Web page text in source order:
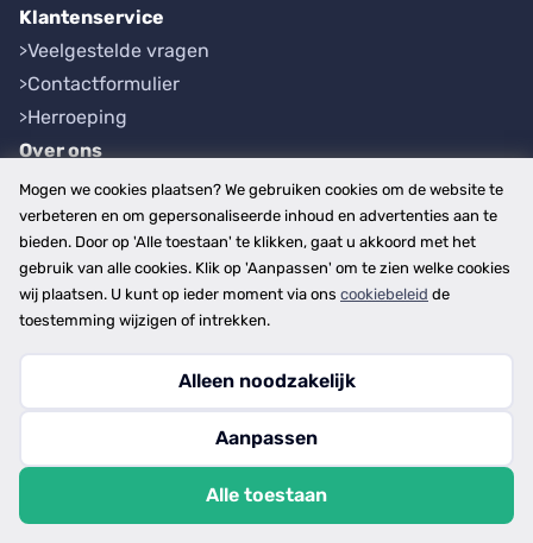
Klantenservice
Veelgestelde vragen
Contactformulier
Herroeping
Over ons
Bedrijfsgegevens
Werkwijze
Overzichten
Plaatsen
Provincies
Copyright © 2026
privacy- en cookiebeleid
Mogen we cookies plaatsen? We gebruiken cookies om de website te
verbeteren en om gepersonaliseerde inhoud en advertenties aan te
bieden. Door op 'Alle toestaan' te klikken, gaat u akkoord met het
gebruik van alle cookies. Klik op 'Aanpassen' om te zien welke cookies
wij plaatsen. U kunt op ieder moment via ons cookiebeleid de
toestemming wijzigen of intrekken.
Alleen noodzakelijk
Aanpassen
Alle toestaan